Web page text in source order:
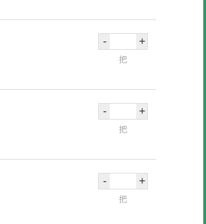
- +
把
- +
把
- +
把